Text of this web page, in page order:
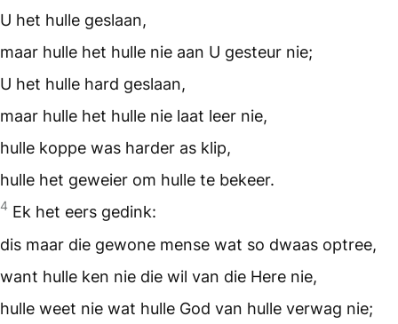
U het hulle geslaan,
maar hulle het hulle nie aan U gesteur nie;
U het hulle hard geslaan,
maar hulle het hulle nie laat leer nie,
hulle koppe was harder as klip,
hulle het geweier om hulle te bekeer.
4 Ek het eers gedink:
dis maar die gewone mense wat so dwaas optree,
want hulle ken nie die wil van die Here nie,
hulle weet nie wat hulle God van hulle verwag nie;